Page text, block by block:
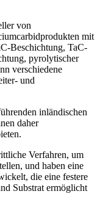
von
mit
Beschichtung, TaC-
pyrolytischer
verschiedene
und
inländischen
daher
Verfahren, um
und haben eine
die eine festere
Substrat ermöglicht